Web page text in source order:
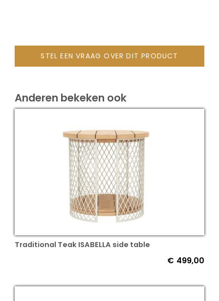
STEL EEN VRAAG OVER DIT PRODUCT
Anderen bekeken ook
Traditional Teak ISABELLA side table
€ 499,00